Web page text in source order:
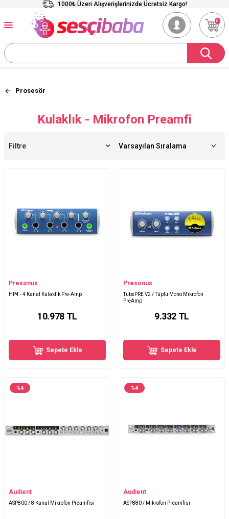
1000₺ Üzeri Alışverişlerinizde Ücretsiz Kargo!
0
Prosesör
Kulaklık - Mikrofon Preamfi
Filtre
Presonus
HP4 - 4 Kanal Kulaklık Pre-Amp
10.978TL
Sepete Ekle
Presonus
TubePRE V2 / Tüplü Mono Mikrofon
PreAmp
9.332 TL
Sepete Ekle
%4
Audient
ASP800 / 8 Kanal Mikrofon Preamfisi
%4
Audient
ASP880 / Mikrofon Preamfisi